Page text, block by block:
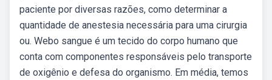
paciente por diversas razões, como determinar a
quantidade de anestesia necessária para uma cirurgia
ou. Webo sangue é um tecido do corpo humano que
conta com componentes responsáveis pelo transporte
de oxigênio e defesa do organismo. Em média, temos